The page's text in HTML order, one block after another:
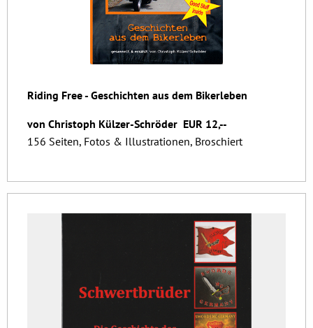
Riding Free - Geschichten aus dem Bikerleben
von Christoph Külzer-Schröder EUR 12,--
156 Seiten, Fotos & Illustrationen, Broschiert